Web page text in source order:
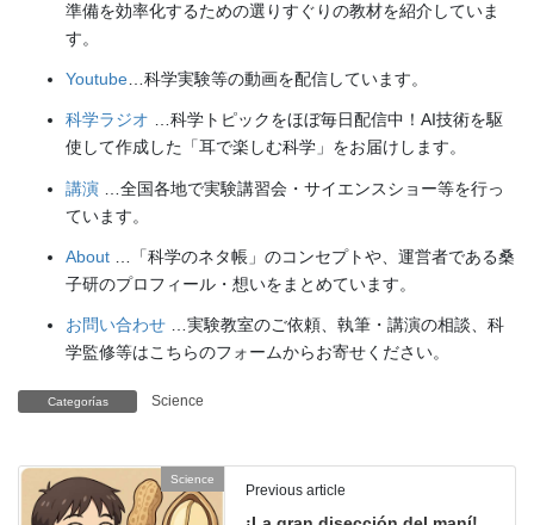
準備を効率化するための選りすぐりの教材を紹介していま
す。
Youtube…科学実験等の動画を配信しています。
科学ラジオ …科学トピックをほぼ毎日配信中！AI技術を駆
使して作成した「耳で楽しむ科学」をお届けします。
講演 …全国各地で実験講習会・サイエンスショー等を行っ
ています。
About …「科学のネタ帳」のコンセプトや、運営者である桑
子研のプロフィール・想いをまとめています。
お問い合わせ …実験教室のご依頼、執筆・講演の相談、科
学監修等はこちらのフォームからお寄せください。
Categorías Science
Science
Previous article